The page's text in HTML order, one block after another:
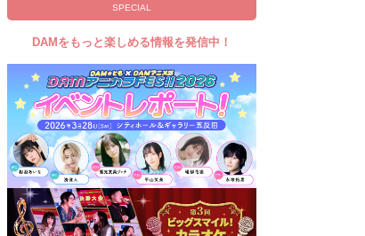
自宅でカラオケ歌い放題！
家族や友達と一緒に！練習にも！
SPECIAL
DAMをもっと楽しめる情報を発信中！